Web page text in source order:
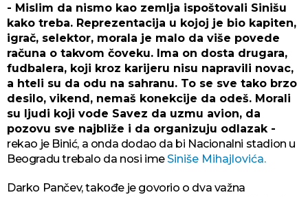
- Mislim da nismo kao zemlja ispoštovali Sinišu
kako treba. Reprezentacija u kojoj je bio kapiten,
igrač, selektor, morala je malo da više povede
računa o takvom čoveku. Ima on dosta drugara,
fudbalera, koji kroz karijeru nisu napravili novac,
a hteli su da odu na sahranu. To se sve tako brzo
desilo, vikend, nemaš konekcije da odeš. Morali
su ljudi koji vode Savez da uzmu avion, da
pozovu sve najbliže i da organizuju odlazak -
rekao je Binić, a onda dodao da bi Nacionalni stadion u
Beogradu trebalo da nosi imeSiniše Mihajlovića.
Darko Pančev, takođe je govorio o dva važna